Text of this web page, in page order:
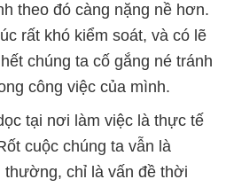
theo đó càng nặng nề hơn.
rất khó kiểm soát, và có lẽ
chúng ta cố gắng né tránh
công việc của mình.
tại nơi làm việc là thực tế
cuộc chúng ta vẫn là
chỉ là vấn đề thời